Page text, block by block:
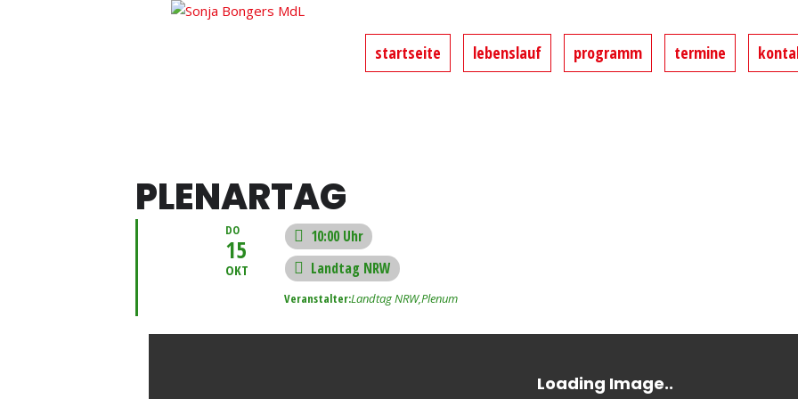
Sonja Bongers MdL
startseite lebenslauf programm termine
PLENARTAG
DO
15
OKT
10:00 Uhr
Landtag NRW
Veranstalter:Landtag NRW,Plenum